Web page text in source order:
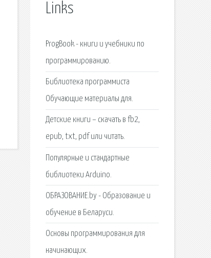
Links
ProgBook - книги и учебники по
программированию.
Библиотека программиста
Обучающие материалы для.
Детские книги – скачать в fb2,
epub, txt, pdf или читать.
Популярные и стандартные
библиотеки Arduino.
ОБРАЗОВАНИЕ.by - Образование и
обучение в Беларуси.
Основы программирования для
начинающих.